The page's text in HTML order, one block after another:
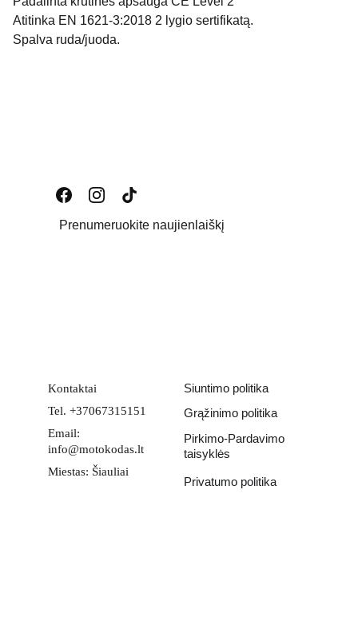
Atitinka EN 1621-3:2018 2 lygio sertifikatą.
Spalva ruda/juoda.
Prenumeruokite naujienlaiškį
Kontaktai
Tel. +37067315151
Email:
info@motokodas.lt
Miestas: Šiauliai
Siuntimo politika
Grąžinimo politika
Pirkimo-Pardavimo
taisyklės
Privatumo politika